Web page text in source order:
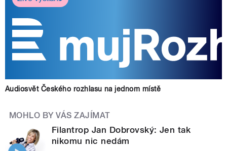
Audiosvět Českého rozhlasu na jednom místě
MOHLO BY VÁS ZAJÍMAT
Filantrop Jan Dobrovský: Jen tak
nikomu nic nedám